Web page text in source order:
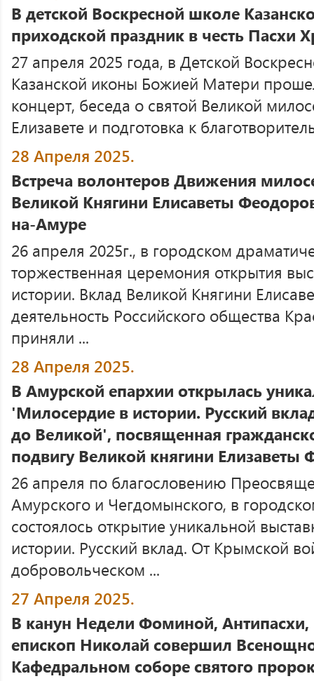
В детской Воскресной школе
приходской праздник в честь Пасхи
27 апреля 2025 года, в Детской
Казанской иконы Божией Матери
концерт, беседа о святой Великой
Елизавете и подготовка к
28 Апреля 2025.
Встреча волонтеров Движения
Великой Княгини Елисаветы
на-Амуре
26 апреля 2025г., в городском
торжественная церемония открытия
истории. Вклад Великой Княгини
деятельность Российского общества
приняли ...
28 Апреля 2025.
В Амурской епархии открылась
'Милосердие в истории. Русский
до Великой', посвященная
подвигу Великой княгини Елизаветы
26 апреля по благословению
Амурского и Чегдомынского, в
состоялось открытие уникальной
истории. Русский вклад. От Крымской
добровольческом ...
27 Апреля 2025.
В канун Недели Фоминой,
епископ Николай совершил
Кафедральном соборе святого